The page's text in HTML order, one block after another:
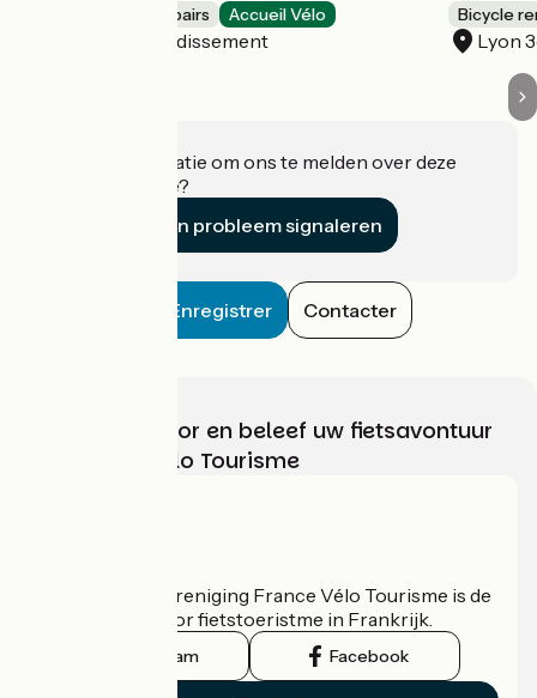
Bicycle rentals/ repairs Accueil Vélo
Lyon 5e Arrondissement
Bicycle
Lyon
Heeft u informatie om ons te melden over deze
accommodatie?
Een probleem signaleren
Enregistrer Contacter
Kies, bereid voor en beleef uw fietsavontuur
met France Vélo Tourisme
De nationale vereniging France Vélo Tourisme is de
officiële gids voor fietstoeristme in Frankrijk.
Instagram Facebook